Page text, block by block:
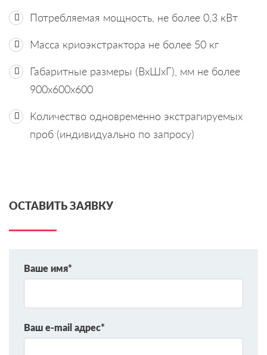
Потребляемая мощность, не более 0,3 кВт
Масса криоэкстрактора не более 50 кг
Габаритные размеры (ВхШхГ), мм не более
900x600x600
Количество одновременно экстрагируемых
проб (индивидуально по запросу)
ОСТАВИТЬ ЗАЯВКУ
Ваше имя*
Ваш e-mail адрес*